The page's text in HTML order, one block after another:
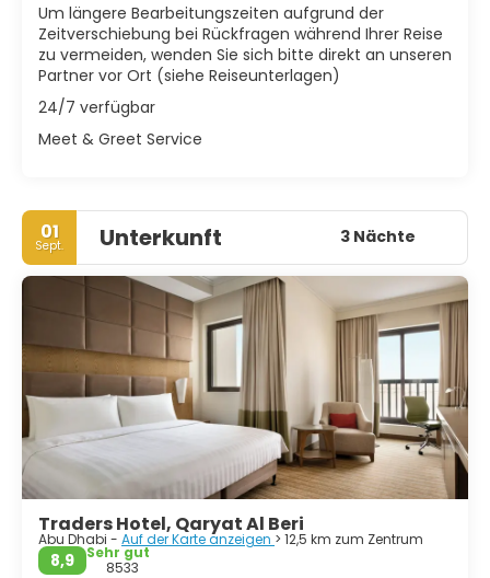
Um längere Bearbeitungszeiten aufgrund der
Zeitverschiebung bei Rückfragen während Ihrer Reise
zu vermeiden, wenden Sie sich bitte direkt an unseren
Partner vor Ort (siehe Reiseunterlagen)
24/7 verfügbar
Meet & Greet Service
01
Sept. Unterkunft 3 Nächte
Traders Hotel, Qaryat Al Beri
Abu Dhabi - Auf der Karte anzeigen > 12,5 km zum Zentrum
8,9
Sehr gut
8533